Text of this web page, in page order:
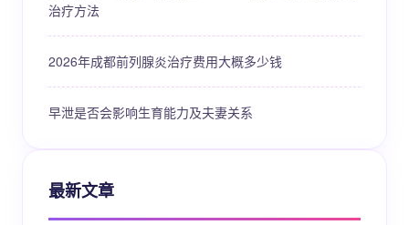
治疗方法
2026年成都前列腺炎治疗费用大概多少钱
早泄是否会影响生育能力及夫妻关系
最新文章